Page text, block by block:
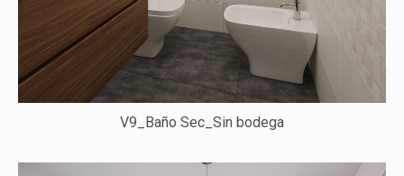
V9_Baño Sec_Sin bodega